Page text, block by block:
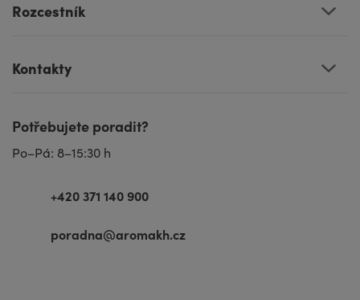
Rozcestník
Kontakty
Potřebujete poradit?
Po–Pá: 8–15:30 h
+420 371 140 900
poradna@aromakh.cz